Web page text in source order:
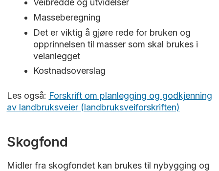
Veibredde og utvidelser
Masseberegning
Det er viktig å gjøre rede for bruken og
opprinnelsen til masser som skal brukes i
veianlegget
Kostnadsoverslag
Les også: Forskrift om planlegging og godkjenning
av landbruksveier (landbruksveiforskriften)
Skogfond
Midler fra skogfondet kan brukes til nybygging og